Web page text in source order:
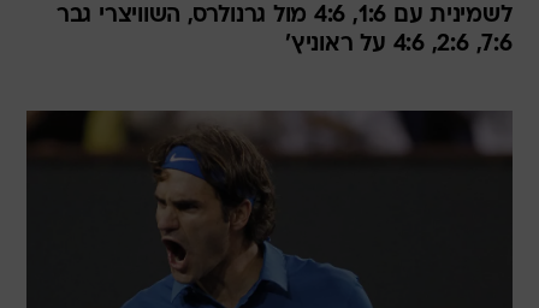
לשמינית עם 1:6, 4:6 מול גרנולרס, השוויצרי גבר
7:6, 2:6, 4:6 על ראוניץ'